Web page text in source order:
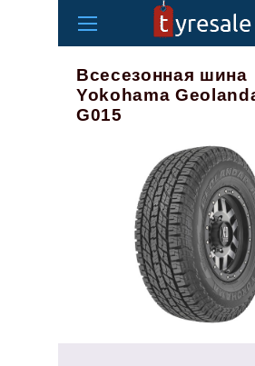
Всесезонная шина
Yokohama
G015